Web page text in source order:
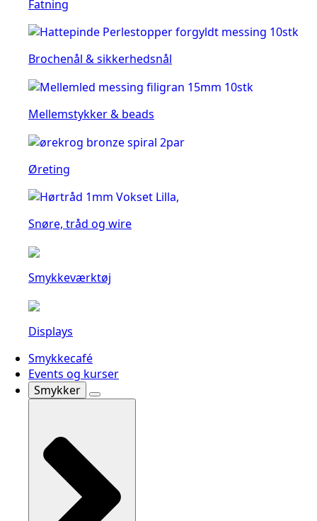
Fatning
Brochenål & sikkerhedsnål
Mellemstykker & beads
Øreting
Snøre, tråd og wire
Smykkeværktøj
Displays
Smykkecafé
Events og kurser
Smykker